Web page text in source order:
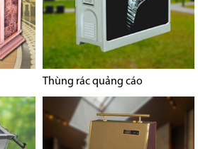
Thùng rác quảng cáo